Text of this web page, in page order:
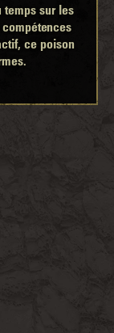
temps sur les
ce poison